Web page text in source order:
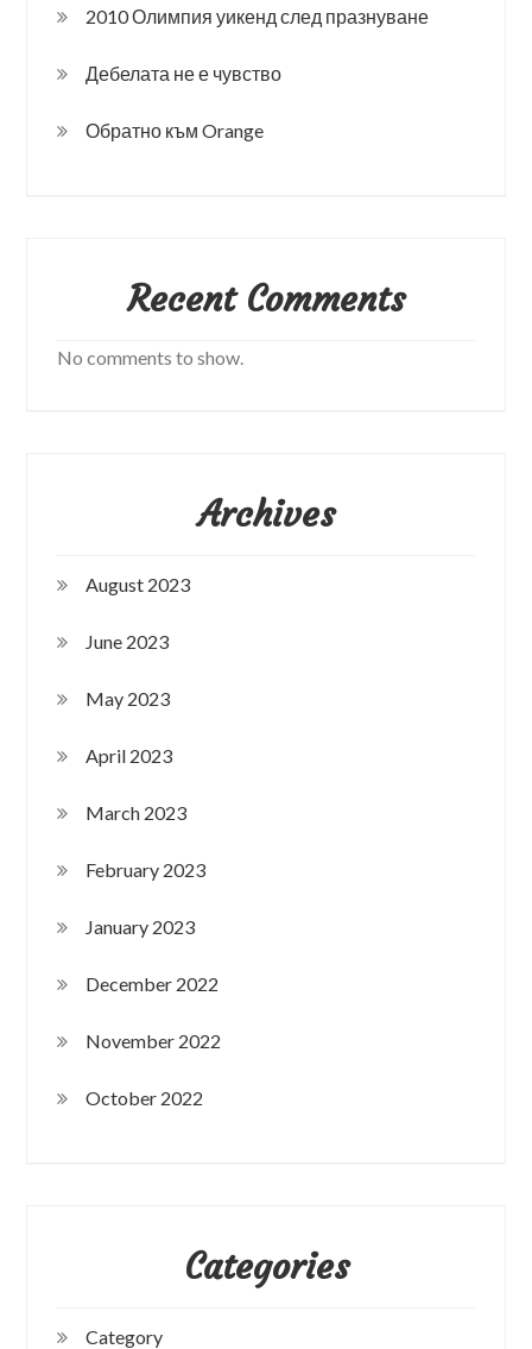
2010 Олимпия уикенд след празнуване
Дебелата не е чувство
Обратно към Orange
Recent Comments
No comments to show.
Archives
August 2023
June 2023
May 2023
April 2023
March 2023
February 2023
January 2023
December 2022
November 2022
October 2022
Categories
Category